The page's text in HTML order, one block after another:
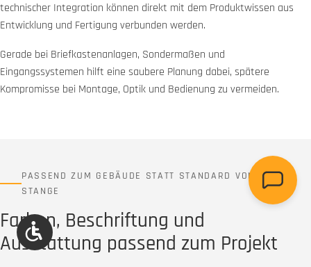
technischer Integration können direkt mit dem Produktwissen aus
Entwicklung und Fertigung verbunden werden.
Gerade bei Briefkastenanlagen, Sondermaßen und
Eingangssystemen hilft eine saubere Planung dabei, spätere
Kompromisse bei Montage, Optik und Bedienung zu vermeiden.
PASSEND ZUM GEBÄUDE STATT STANDARD VON DER
STANGE
Farben, Beschriftung und
Ausstattung passend zum Projekt
Werkzeugleiste anzeigen